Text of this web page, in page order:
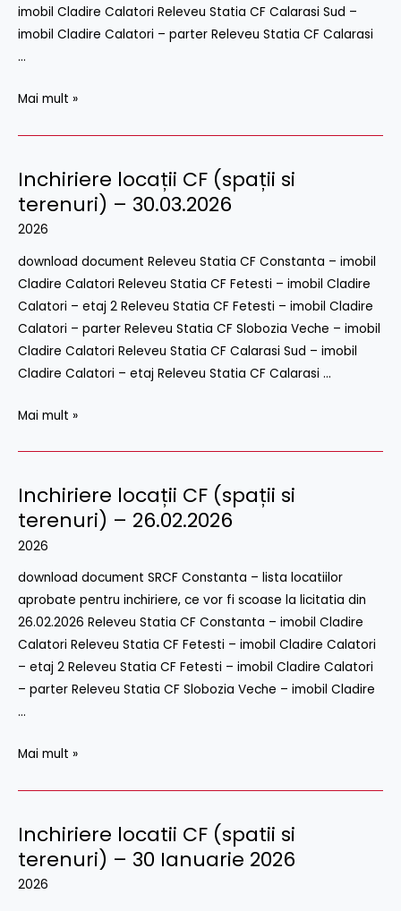
imobil Cladire Calatori Releveu Statia CF Calarasi Sud –
imobil Cladire Calatori – parter Releveu Statia CF Calarasi
…
Mai mult »
Inchiriere locații CF (spații si
terenuri) – 30.03.2026
2026
download document Releveu Statia CF Constanta – imobil
Cladire Calatori Releveu Statia CF Fetesti – imobil Cladire
Calatori – etaj 2 Releveu Statia CF Fetesti – imobil Cladire
Calatori – parter Releveu Statia CF Slobozia Veche – imobil
Cladire Calatori Releveu Statia CF Calarasi Sud – imobil
Cladire Calatori – etaj Releveu Statia CF Calarasi …
Inchiriere
locații
CF
si
terenuri)
–
30.03.2026
Mai mult »
Inchiriere locații CF (spații si
terenuri) – 26.02.2026
2026
download document SRCF Constanta – lista locatiilor
aprobate pentru inchiriere, ce vor fi scoase la licitatia din
26.02.2026 Releveu Statia CF Constanta – imobil Cladire
Calatori Releveu Statia CF Fetesti – imobil Cladire Calatori
– etaj 2 Releveu Statia CF Fetesti – imobil Cladire Calatori
– parter Releveu Statia CF Slobozia Veche – imobil Cladire
…
Inchiriere
locații
CF
si
terenuri)
–
26.02.2026
Mai mult »
Inchiriere locatii CF (spatii si
terenuri) – 30 Ianuarie 2026
2026
Inchiriere
locatii
CF